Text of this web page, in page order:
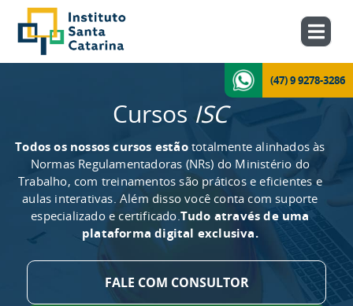
(47) 9 9278-3286
Cursos ISC
Todos os nossos cursos estãototalmente alinhados às
Normas Regulamentadoras (NRs) do Ministério do
Trabalho, com treinamentos são práticos e eficientes e
aulas interativas. Além disso você conta com suporte
especializado e certificado.Tudo através de uma
plataforma digital exclusiva.
FALE COM CONSULTOR